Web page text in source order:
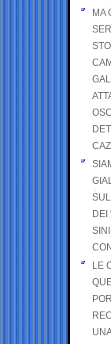
MA
DEI
LE